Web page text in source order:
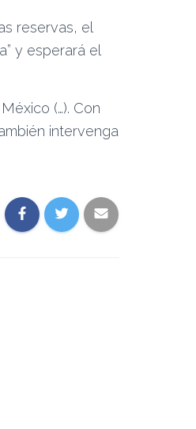
reservas, el
y esperará el
(…). Con
intervenga